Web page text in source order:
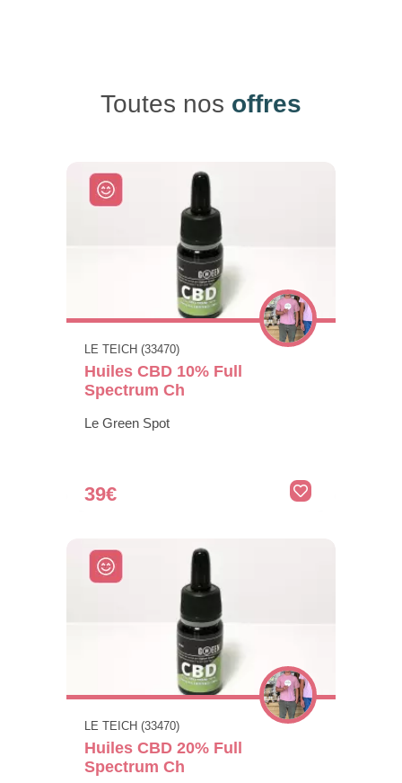
Toutes nos offres
LE TEICH (33470)
Huiles CBD 10% Full
Spectrum Ch
Le Green Spot
39€
LE TEICH (33470)
Huiles CBD 20% Full
Spectrum Ch